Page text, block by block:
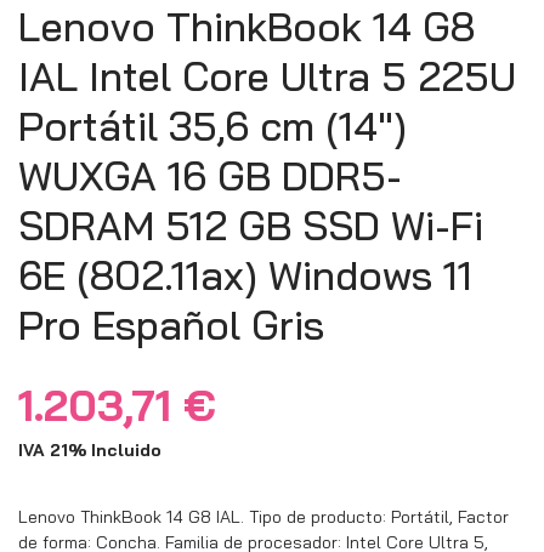
Lenovo ThinkBook 14 G8
IAL Intel Core Ultra 5 225U
Portátil 35,6 cm (14″)
WUXGA 16 GB DDR5-
SDRAM 512 GB SSD Wi-Fi
6E (802.11ax) Windows 11
Pro Español Gris
1.203,71 €
IVA 21% Incluido
Lenovo ThinkBook 14 G8 IAL. Tipo de producto: Portátil, Factor
de forma: Concha. Familia de procesador: Intel Core Ultra 5,